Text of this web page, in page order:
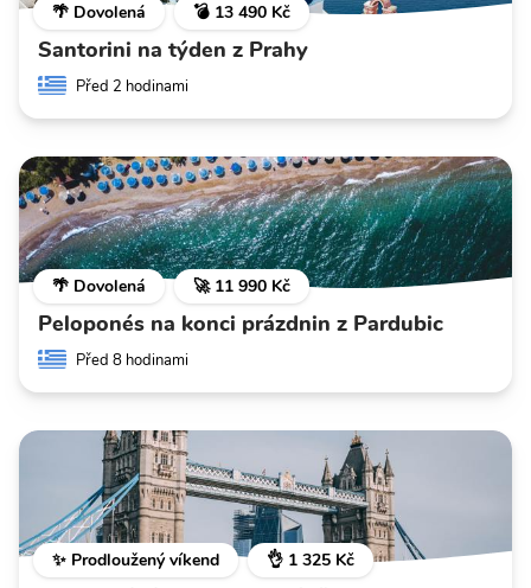
🌴 Dovolená 💣 13 490 Kč
Santorini na týden z Prahy
Před 2 hodinami
🌴 Dovolená 🚀 11 990 Kč
Peloponés na konci prázdnin z Pardubic
Před 8 hodinami
✨ Prodloužený víkend 👌 1 325 Kč